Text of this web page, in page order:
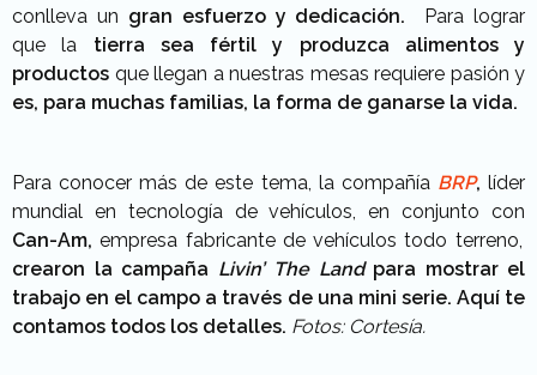
conlleva un gran esfuerzo y dedicación.
Para lograr
que la tierra sea fértil y produzca alimentos y
productos que llegan a nuestras mesas requiere pasión y
es, para muchas familias, la forma de ganarse la vida.
Para conocer más de este tema, la compañía BRP, líder
mundial en tecnología de vehículos, en conjunto con
Can-Am,empresa fabricante de vehículos todo terreno,
crearon la campaña Livin’ The Landpara mostrar el
trabajo en el campo a través de una mini serie. Aquí te
contamos todos los detalles. Fotos: Cortesía.